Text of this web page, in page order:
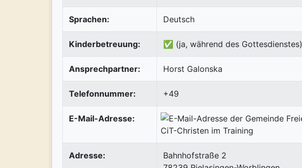
Sprachen: Deutsch
Kinderbetreuung: ✅ (ja, während des Gottesdienstes)
Ansprechpartner: Horst Galonska
Telefonnummer: +49
E-Mail-Adresse:
Adresse:
Bahnhofstraße 2